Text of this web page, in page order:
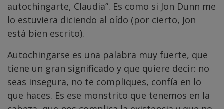
autochingarte, Claudia”. Es como si Jon Dunn me
lo estuviera diciendo al oído (por cierto, Jon
está bien escrito).
Autochingarse es una palabra muy fuerte, que
tiene un gran significado y que quiere decir: no
seas insegura, no te compliques, confía en lo
que haces. Es ese monstrito que tenemos en la